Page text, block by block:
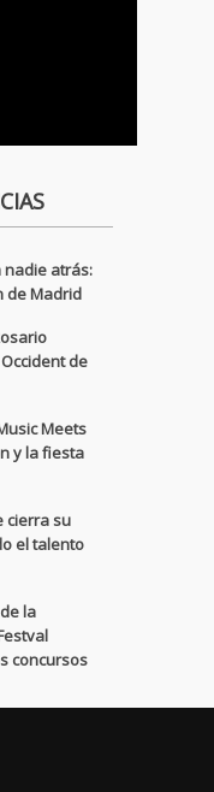
nadie atrás:
de Madrid
de
Meets
y la fiesta
cierra su
el talento
la
concursos